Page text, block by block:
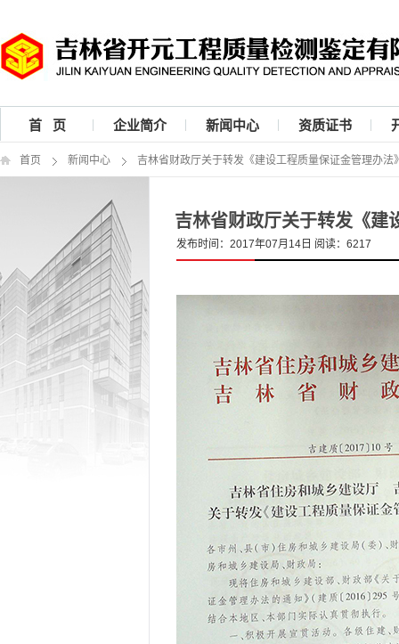
首 页 企业简介 新闻中心 资质证书
首页 新闻中心 吉林省财政厅关于转发《建设工程质量保证金管理办法
吉林省财政厅关于转发《建
发布时间：2017年07月14日 阅读：6217